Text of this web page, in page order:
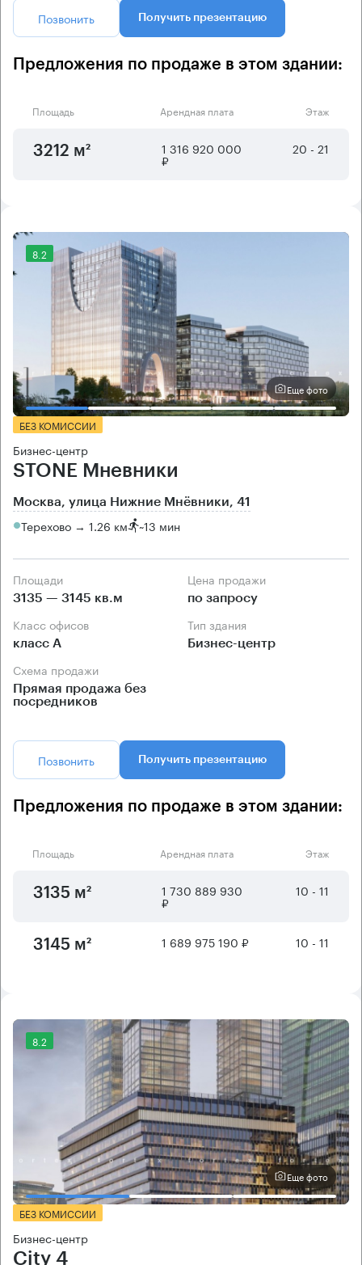
Позвонить Получить презентацию
Предложения по продаже в этом здании:
Площадь Арендная плата Этаж
3212 м² 1 316 920 000
₽
20 - 21
8.2
Еще фото
БЕЗ КОМИССИИ
Бизнес-центр
STONE Мневники
Москва, улица Нижние Мнёвники, 41
Терехово → 1.26 км ~13 мин
Площади
3135 — 3145 кв.м
Цена продажи
по запросу
Класс офисов
класс А
Тип здания
Бизнес-центр
Схема продажи
Прямая продажа без
посредников
Позвонить Получить презентацию
Предложения по продаже в этом здании:
Площадь Арендная плата Этаж
3135 м² 1 730 889 930
₽
10 - 11
3145 м² 1 689 975 190 ₽ 10 - 11
8.2
Еще фото
БЕЗ КОМИССИИ
Бизнес-центр
City 4